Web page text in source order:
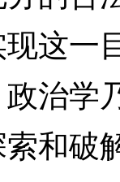
这一
治学
和破